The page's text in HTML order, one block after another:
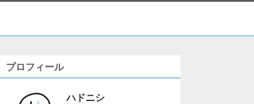
プロフィール
ハドニシ